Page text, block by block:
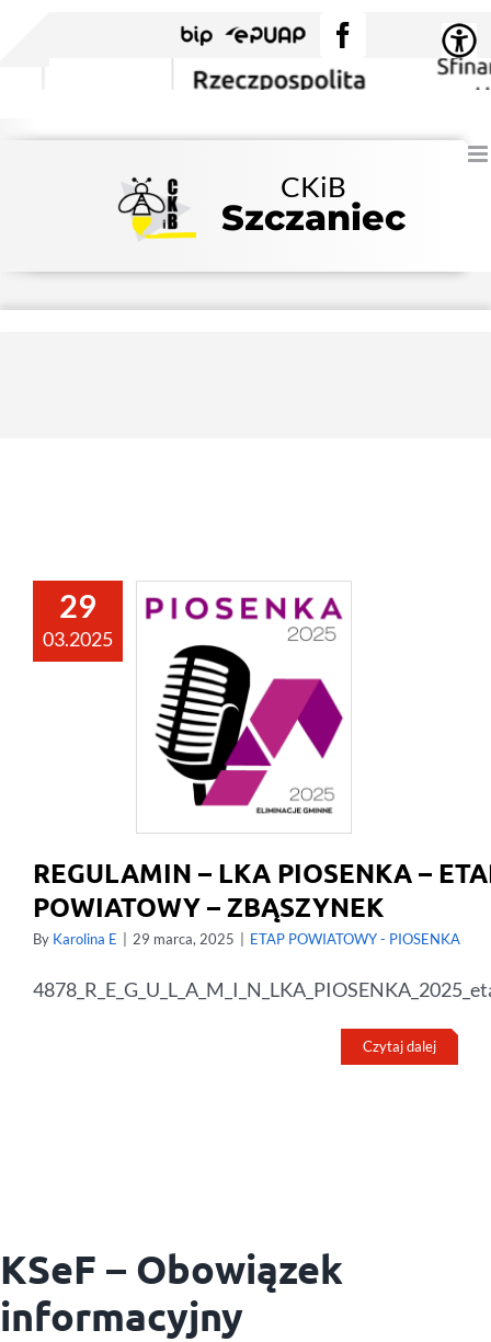
BIP EPUAPFacebook
CKiB
Szczaniec
29
03.2025
REGULAMIN – LKA PIOSENKA –
POWIATOWY – ZBĄSZYNEK
By Karolina E 29 marca, 2025 ETAP POWIATOWY - PIOSENKA
Czytaj dalej
KSeF – Obowiązek
informacyjny